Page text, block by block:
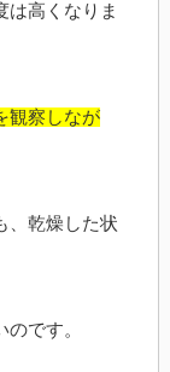
は高くなりま
観察しなが
、乾燥した状
です。